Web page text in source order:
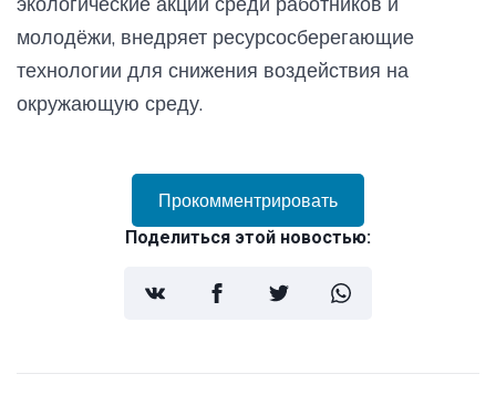
молодёжи, внедряет ресурсосберегающие
технологии для снижения воздействия на
окружающую среду.
Прокомментрировать
Поделиться этой новостью: